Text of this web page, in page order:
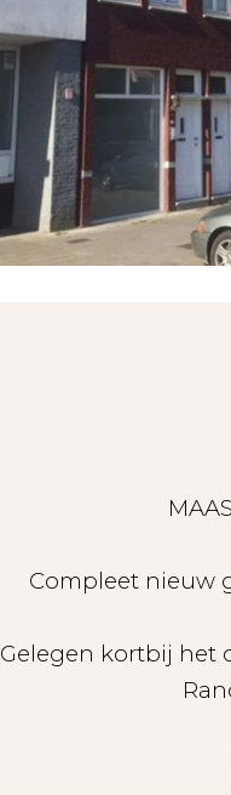
Compleet nieuw
Gelegen kortbij het